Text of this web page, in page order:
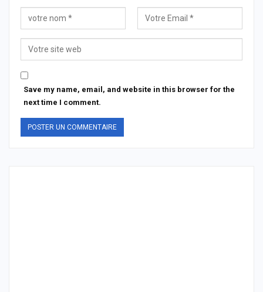
Save my name, email, and website in this browser for the
next time I comment.